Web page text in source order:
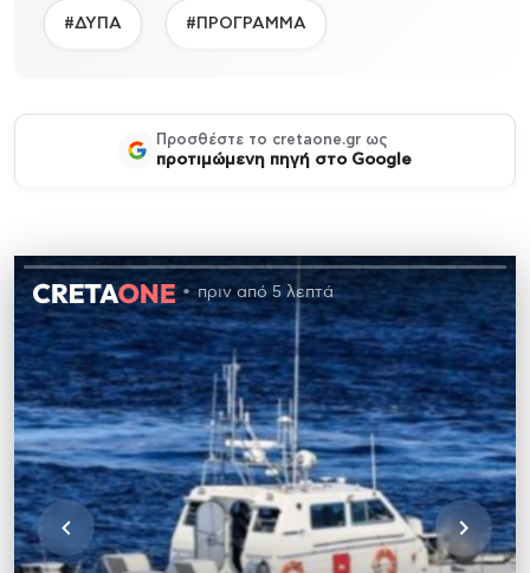
#ΔΥΠΑ #ΠΡΟΓΡΑΜΜΑ
Προσθέστε το cretaone.gr ως
προτιμώμενη πηγή στο Google
πριν από 5 λεπτά